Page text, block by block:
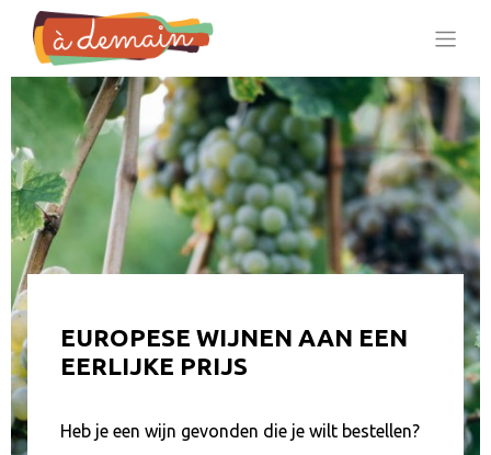
EUROPESE WIJNEN AAN EEN
EERLIJKE PRIJS
Heb je een wijn gevonden die je wilt bestellen?